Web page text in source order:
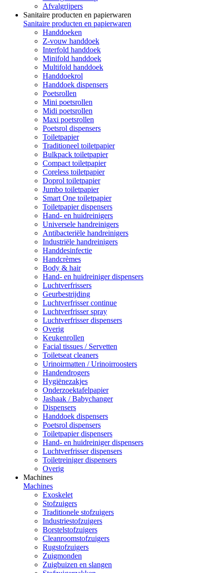
Afvalgrijpers
Sanitaire producten en papierwaren
Sanitaire producten en papierwaren
Handdoeken
Z-vouw handdoek
Interfold handdoek
Minifold handdoek
Multifold handdoek
Handdoekrol
Handdoek dispensers
Poetsrollen
Mini poetsrollen
Midi poetsrollen
Maxi poetsrollen
Poetsrol dispensers
Toiletpapier
Traditioneel toiletpapier
Bulkpack toiletpapier
Compact toiletpapier
Coreless toiletpapier
Doprol toiletpapier
Jumbo toiletpapier
Smart One toiletpapier
Toiletpapier dispensers
Hand- en huidreinigers
Universele handreinigers
Antibacteriële handreinigers
Industriële handreinigers
Handdesinfectie
Handcrèmes
Body & hair
Hand- en huidreiniger dispensers
Luchtverfrissers
Geurbestrijding
Luchtverfrisser continue
Luchtverfrisser spray
Luchtverfrisser dispensers
Overig
Keukenrollen
Facial tissues / Servetten
Toiletseat cleaners
Urinoirmatten / Urinoirroosters
Handendrogers
Hygiënezakjes
Onderzoektafelpapier
Jashaak / Babychanger
Dispensers
Handdoek dispensers
Poetsrol dispensers
Toiletpapier dispensers
Hand- en huidreiniger dispensers
Luchtverfrisser dispensers
Toiletreiniger dispensers
Overig
Machines
Machines
Exoskelet
Stofzuigers
Traditionele stofzuigers
Industriestofzuigers
Borstelstofzuigers
Cleanroomstofzuigers
Rugstofzuigers
Zuigmonden
Zuigbuizen en slangen